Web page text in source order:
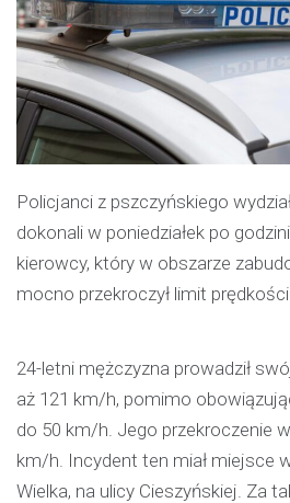
Policjanci z pszczyńskiego
dokonali w poniedziałek po
kierowcy, który w obszarze
mocno przekroczył limit prędkości.
24-letni mężczyzna prowadził
aż 121 km/h, pomimo
do 50 km/h. Jego przekroczenie
km/h. Incydent ten miał miejsce
Wielka, na ulicy Cieszyńskiej. Za